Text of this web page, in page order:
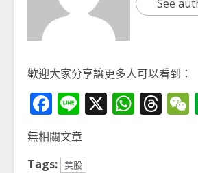
See
歡迎大家分享讓更多人可以看到：
Facebook
Line
X
無相關文章
Tags: 美股